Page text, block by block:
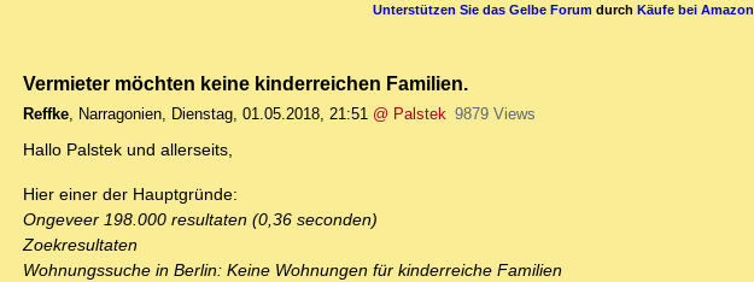
Unterstützen Sie das Gelbe Forum durch Käufe bei Amazon
Vermieter möchten keine kinderreichen Familien.
Reffke, Narragonien, Dienstag, 01.05.2018, 21:51 @ Palstek 9879 Views
Hallo Palstek und allerseits,
Hier einer der Hauptgründe:
Ongeveer 198.000 resultaten (0,36 seconden)
Zoekresultaten
Wohnungssuche in Berlin: Keine Wohnungen für kinderreiche Familien